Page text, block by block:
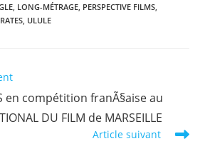
LONG-MÉTRAGE PERSPECTIVE FILMS
ULULE
en compétition franÃ§aise au
DU FILM de MARSEILLE
Article suivant